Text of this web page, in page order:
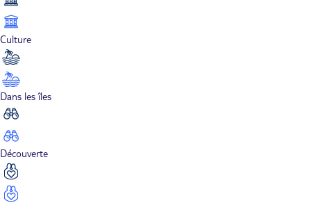
Culture
Dans les îles
Découverte